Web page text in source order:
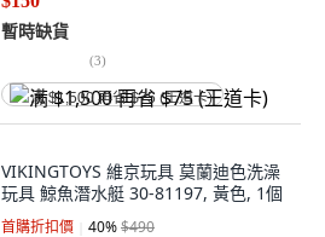
暫時缺貨
(3)
满 $1,500 再省 $75 (王道卡)
VIKINGTOYS 維京玩具 莫蘭迪色洗澡
玩具 鯨魚潛水艇 30-81197, 黃色, 1個
首購折扣價 40%$490